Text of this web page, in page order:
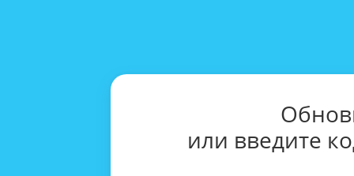
или введите